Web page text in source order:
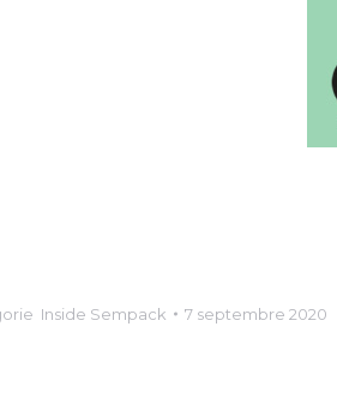
Inside Sempack 7 septembre 2020